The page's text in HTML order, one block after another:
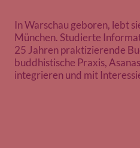
In Warschau geboren, lebt
München. Studierte
25 Jahren praktizierende
buddhistische Praxis,
integrieren und mit